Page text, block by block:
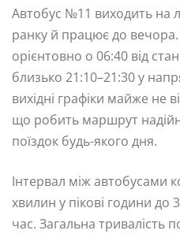
Автобус №11 виходить на
ранку й працює до
орієнтовно о 06:40 від
близько 21:10–21:30 у
вихідні графіки майже не
що робить маршрут
поїздок будь-якого дня.
Інтервал між автобусами
хвилин у пікові години до
час. Загальна тривалість